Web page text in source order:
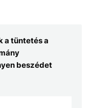
a tüntetés a
beszédet